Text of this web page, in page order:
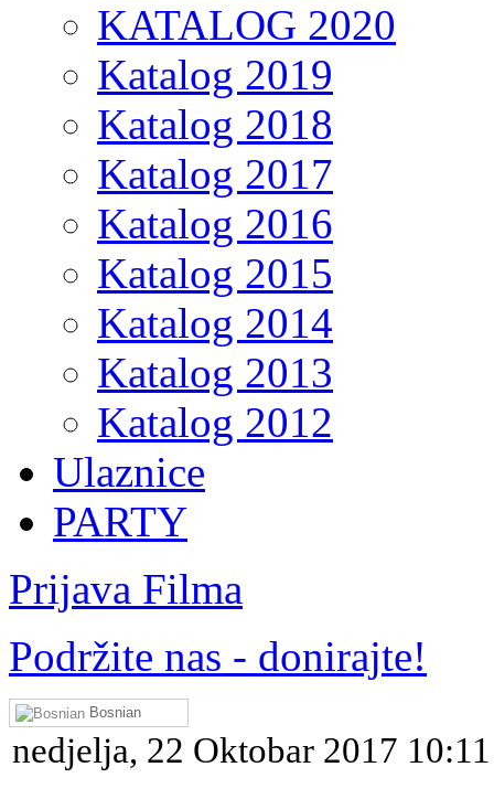
KATALOG 2020
Katalog 2019
Katalog 2018
Katalog 2017
Katalog 2016
Katalog 2015
Katalog 2014
Katalog 2013
Katalog 2012
Ulaznice
PARTY
Prijava Filma
Podržite nas - donirajte!
Bosnian
nedjelja, 22 Oktobar 2017 10:11